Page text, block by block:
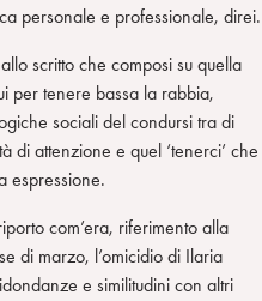
personale e professionale, direi.
scritto che composi su quella
per tenere bassa la rabbia,
sociali del condursi tra di
di attenzione e quel ‘tenerci’ che
espressione.
com’era, riferimento alla
di marzo, l’omicidio di Ilaria
e similitudini con altri